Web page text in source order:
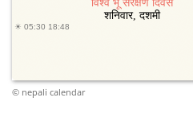
© nepali calendar